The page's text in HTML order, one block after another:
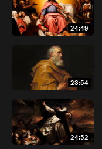
24:49
23:54
24:52